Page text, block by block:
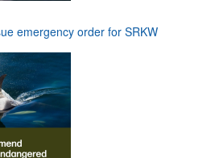
emergency order for SRKW